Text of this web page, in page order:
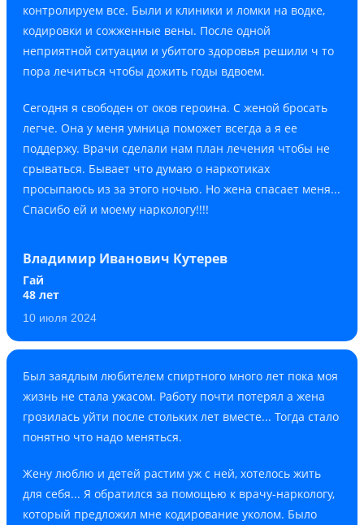
контролируем все. Были и клиники и ломки на водке,
кодировки и сожженные вены. После одной
неприятной ситуации и убитого здоровья решили ч то
пора лечиться чтобы дожить годы вдвоем.
Сегодня я свободен от оков героина. С женой бросать
легче. Она у меня умница поможет всегда а я ее
поддержу. Врачи сделали нам план лечения чтобы не
срываться. Бывает что думаю о наркотиках
просыпаюсь из за этого ночью. Но жена спасает меня...
Спасибо ей и моему наркологу!!!!
Владимир Иванович Кутерев
Гай
48 лет
10 июля 2024
Был заядлым любителем спиртного много лет пока моя
жизнь не стала ужасом. Работу почти потерял а жена
грозилась уйти после стольких лет вместе... Тогда стало
понятно что надо меняться.
Жену люблю и детей растим уж с ней, хотелось жить
для себя... Я обратился за помощью к врачу-наркологу,
который предложил мне кодирование уколом. Было